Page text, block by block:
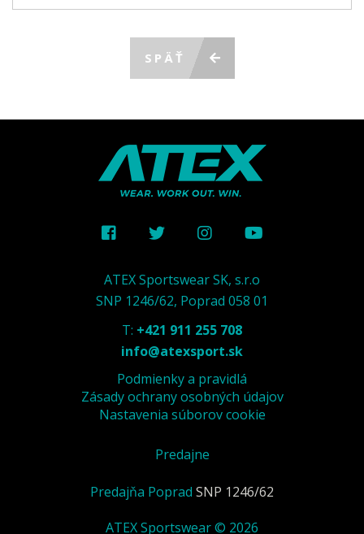
SPÄŤ
ATEX Sportswear SK, s.r.o
SNP 1246/62, Poprad 058 01
T: +421 911 255 708
info@atexsport.sk
Podmienky a pravidlá
Zásady ochrany osobných údajov
Nastavenia súborov cookie
Predajne
Predajňa Poprad SNP 1246/62
ATEX Sportswear © 2026